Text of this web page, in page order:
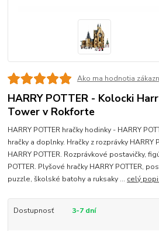
Ako ma hodnotia
HARRY POTTER - Kolocki
Tower v Rokforte
HARRY POTTER hračky hodinky - HARRY
hračky a doplnky. Hračky z rozprávky HARRY
HARRY POTTER. Rozprávkové postavičky,
POTTER. Plyšové hračky HARRY POTTER,
puzzle, školské batohy a ruksaky ... celý
Dostupnosť 3-7 dní